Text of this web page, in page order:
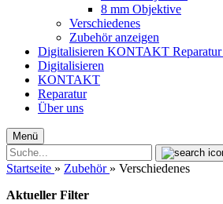
8 mm Objektive
Verschiedenes
Zubehör anzeigen
Digitalisieren KONTAKT Reparatur
Digitalisieren
KONTAKT
Reparatur
Über uns
Menü
Startseite » Zubehör » Verschiedenes
Aktueller Filter